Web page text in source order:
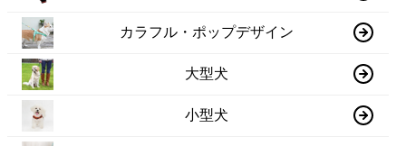
カラフル・ポップデザイン
大型犬
小型犬